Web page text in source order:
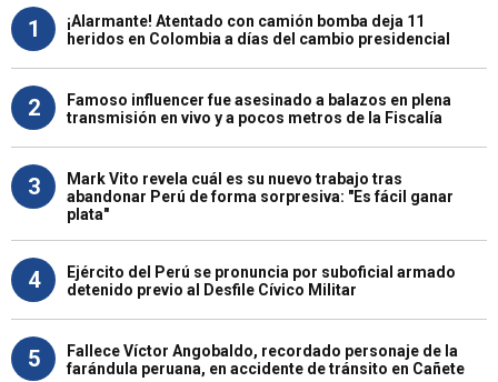
1
¡Alarmante! Atentado con camión bomba deja 11
heridos en Colombia a días del cambio presidencial
2
Famoso influencer fue asesinado a balazos en plena
transmisión en vivo y a pocos metros de la Fiscalía
3
Mark Vito revela cuál es su nuevo trabajo tras
abandonar Perú de forma sorpresiva: "Es fácil ganar
plata"
4
Ejército del Perú se pronuncia por suboficial armado
detenido previo al Desfile Cívico Militar
5
Fallece Víctor Angobaldo, recordado personaje de la
farándula peruana, en accidente de tránsito en Cañete